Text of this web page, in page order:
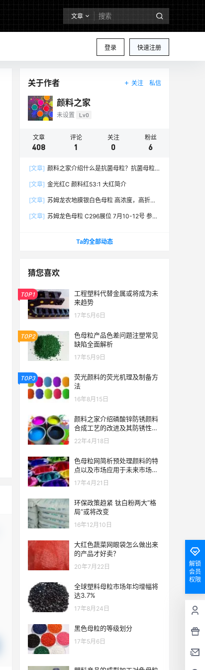
文章
登录 快速注册
关于作者 关注 私信
颜料之家
未设置 Lv0
文章
408
评论
1
关注
0
粉丝
6
[文章] 颜料之家介绍什么是抗菌母粒？抗菌母粒
[文章]
金光红C 颜料红53:1 大红简介
[文章] 苏姆龙农地膜银白色母粒 高浓度，高折射
膜专用银白色母粒6033
[文章] 苏姆龙色母粒 C296展位 7月10-12号 参加
Ta的全部动态
猜您喜欢
TOP1
工程塑料代替金属或将成为未
来趋势
17年5月6日
TOP2
色母粒产品色差问题注塑常见
缺陷全面解析
17年5月9日
TOP3
荧光颜料的荧光机理及制备方
法
16年8月15日
颜料之家介绍磷酸锌防锈颜料
合成工艺的改进及其防锈性能
研究
22年4月18日
色母粒网简析预处理颜料的特
点以及市场应用于未来市场前
17年4月21日
环保政策趋紧 钛白粉两大“格
局”或将改变
16年12月10日
大红色蔬菜网眼袋怎么做出来
的产品才好卖？
20年7月22日
全球塑料母粒市场年均增幅将
达3.7%
17年8月24日
黑色母粒的等级划分
17年5月6日
解锁
会员
权限